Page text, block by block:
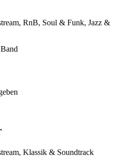
RnB, Soul & Funk, Jazz &
Klassik & Soundtrack